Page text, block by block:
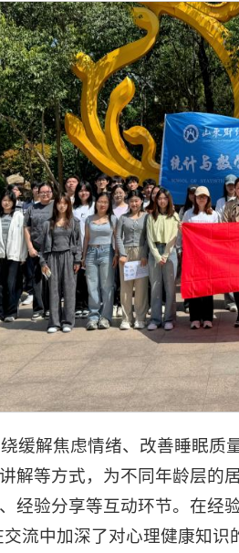
缓解焦虑情绪、改善睡眠
解等方式，为不同年龄层
经验分享等互动环节。在
流中加深了对心理健康知识